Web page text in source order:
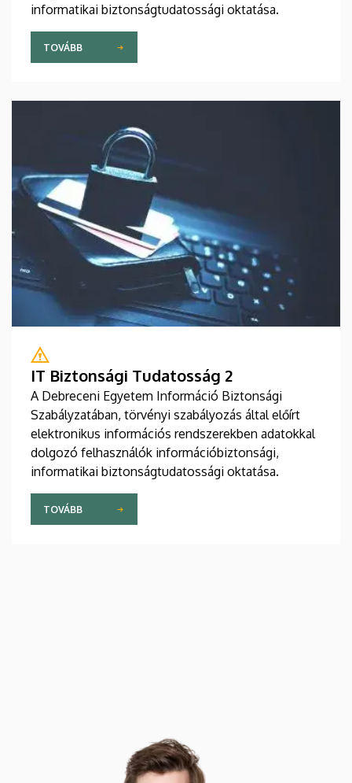
informatikai biztonságtudatossági oktatása.
TOVÁBB
IT Biztonsági Tudatosság 2
A Debreceni Egyetem Információ Biztonsági
Szabályzatában, törvényi szabályozás által előírt
elektronikus információs rendszerekben adatokkal
dolgozó felhasználók információbiztonsági,
informatikai biztonságtudatossági oktatása.
TOVÁBB